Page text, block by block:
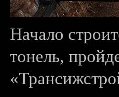
Начало
тонель,